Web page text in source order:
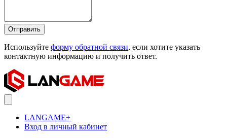
Отправить
Используйте форму обратной связи, если хотите указать
контактную информацию и получить ответ.
LANGAME+
Вход в личный кабинет